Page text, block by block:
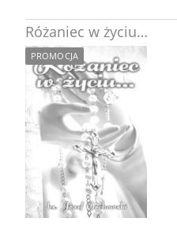
Różaniec w życiu…
PROMOCJA